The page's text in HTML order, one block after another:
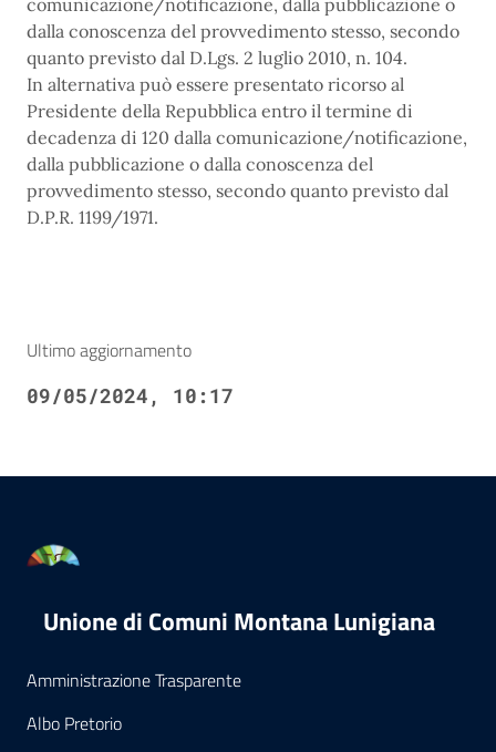
comunicazione/notificazione, dalla pubblicazione o
dalla conoscenza del provvedimento stesso, secondo
quanto previsto dal D.Lgs. 2 luglio 2010, n. 104.
In alternativa può essere presentato ricorso al
Presidente della Repubblica entro il termine di
decadenza di 120 dalla comunicazione/notificazione,
dalla pubblicazione o dalla conoscenza del
provvedimento stesso, secondo quanto previsto dal
D.P.R. 1199/1971.
Ultimo aggiornamento
09/05/2024, 10:17
Unione di Comuni Montana Lunigiana
Amministrazione Trasparente
Albo Pretorio